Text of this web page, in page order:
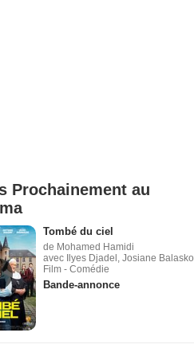
Prochainement au
Tombé du ciel
de Mohamed Hamidi
avec Ilyes Djadel, Josiane Balasko
Film - Comédie
Bande-annonce